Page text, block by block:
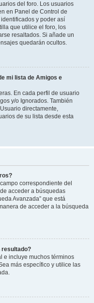
del foro. Los usuarios
en Panel de Control de
y poder así
que utilice el foro, los
resaltados. Si añade un
quedarán ocultos.
mi lista de Amigos e
En cada perfil de usuario
y/o Ignorados. También
directamente,
de su lista desde esta
correspondiente del
acceder a búsquedas
Avanzada” que está
de acceder a la búsqueda
resultado?
e incluye muchos términos
más específico y utilice las